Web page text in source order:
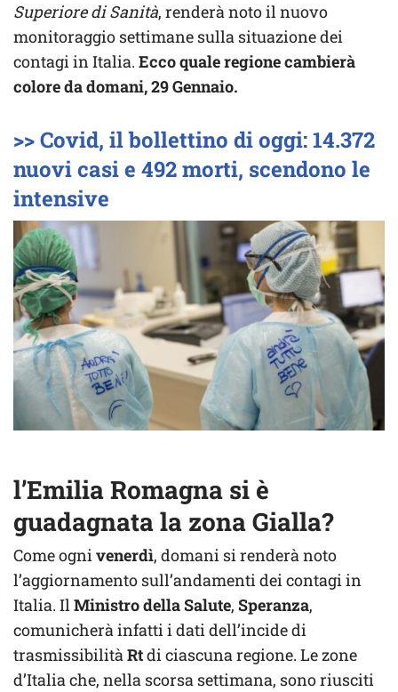
Superiore di Sanità, renderà noto il nuovo
monitoraggio settimane sulla situazione dei
contagi in Italia. Ecco quale regione cambierà
colore da domani, 29 Gennaio.
>> Covid, il bollettino di oggi: 14.372
nuovi casi e 492 morti, scendono le
intensive
l’Emilia Romagna si è
guadagnata la zona Gialla?
Come ognivenerdì, domani si renderà noto
l’aggiornamento sull’andamenti dei contagi in
Italia. IlMinistro della Salute, Speranza,
comunicherà infatti i dati dell’incide di
trasmissibilitàRtdi ciascuna regione. Le zone
d’Italia che, nella scorsa settimana, sono riusciti